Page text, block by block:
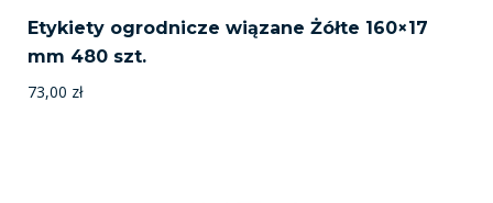
Etykiety ogrodnicze wiązane Żółte 160×17
mm 480 szt.
73,00 zł